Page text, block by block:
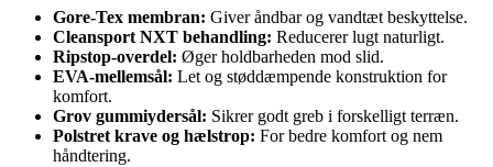
Gore-Tex membran: Giver åndbar og vandtæt beskyttelse.
Cleansport NXT behandling: Reducerer lugt naturligt.
Ripstop-overdel: Øger holdbarheden mod slid.
EVA-mellemsål: Let og støddæmpende konstruktion for
komfort.
Grov gummiydersål: Sikrer godt greb i forskelligt terræn.
Polstret krave og hælstrop: For bedre komfort og nem
håndtering.